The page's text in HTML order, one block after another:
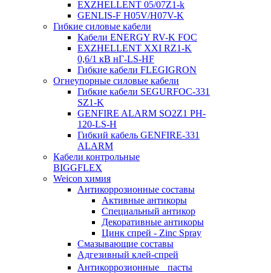
EXZHELLENT 05/07Z1-k
GENLIS-F Н05V/H07V-K
Гибкие силовые кабели
Кабели ENERGY RV-K FOC
EXZHELLENT XXI RZ1-K
0,6/1 кВ нГ-LS-HF
Гибкие кабели FLEGIGRON
Огнеупорные силовые кабели
Гибкие кабели SEGURFOC-331
SZ1-K
GENFIRE ALARM SO2Z1 PH-
120-LS-H
Гибкий кабель GENFIRE-331
ALARM
Кабели контрольные
BIGGFLEX
Weicon химия
Антикоррозионные составы
Активные антикоры
Специальный антикор
Декоративные антикоры
Цинк спрей - Zinc Spray
Смазывающие составы
Адгезивный клей-спрей
Антикоррозионные пасты